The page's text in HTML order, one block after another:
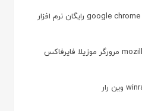
دانلود google chrome 145.0.7632.117 رایگان نرم افزار